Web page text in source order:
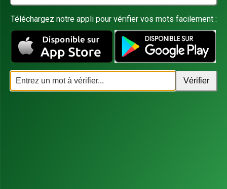
Téléchargez notre appli pour vérifier vos mots facilement :